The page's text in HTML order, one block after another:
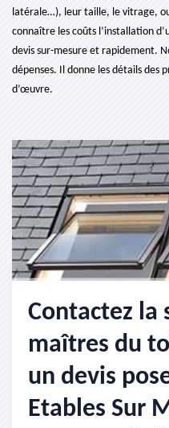
latérale…), leur taille, le vitrage,
connaître les coûts l’installation
devis sur-mesure et rapidement.
dépenses. Il donne les détails des
d’œuvre.
Contactez la
maîtres du
un devis
Etables Sur